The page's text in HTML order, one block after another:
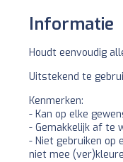
Informatie
Houdt eenvoudig
Uitstekend te
Kenmerken:
- Kan op elke
- Gemakkelijk af te
- Niet gebruiken op
niet mee